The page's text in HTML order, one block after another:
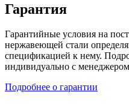
Гарантия
Гарантийные условия на
нержавеющей стали
спецификацией к нему.
индивидуально с
Подробнее о гарантии